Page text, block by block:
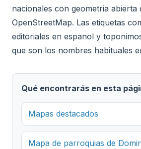
nacionales con geometria abierta
OpenStreetMap. Las etiquetas
editoriales en espanol y
que son los nombres habituales
Qué encontrarás en esta
Mapas destacados
Mapa de parroquias de